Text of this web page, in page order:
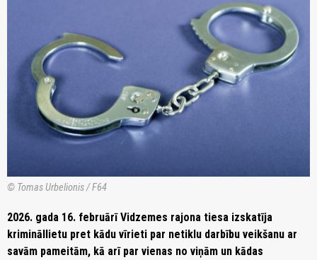
© Tomas Urbelionis / F64
2026. gada 16. februārī Vidzemes rajona tiesa izskatīja
krimināllietu pret kādu vīrieti par netiklu darbību veikšanu ar
savām pameitām, kā arī par vienas no viņām un kādas